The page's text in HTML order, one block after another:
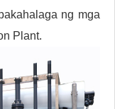
ng mga
Plant.